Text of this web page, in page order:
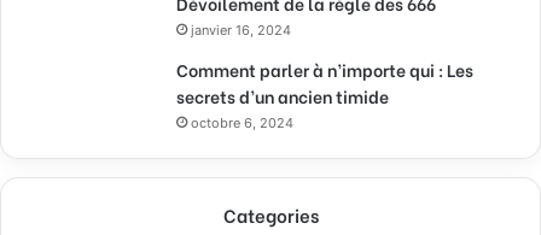
janvier 16, 2024
Comment parler à n’importe qui : Les
secrets d’un ancien timide
octobre 6, 2024
Categories